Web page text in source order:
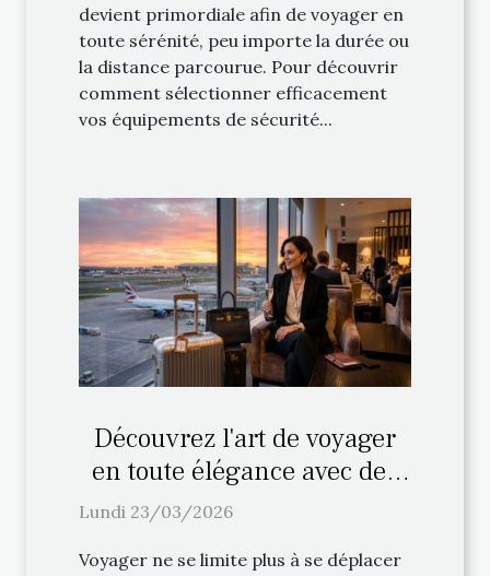
devient primordiale afin de voyager en
toute sérénité, peu importe la durée ou
la distance parcourue. Pour découvrir
comment sélectionner efficacement
vos équipements de sécurité...
Découvrez l'art de voyager
en toute élégance avec des
services VIP
Lundi 23/03/2026
Voyager ne se limite plus à se déplacer